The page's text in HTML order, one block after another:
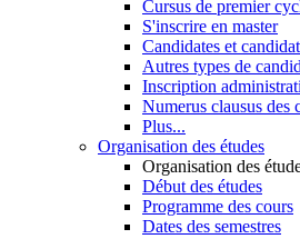
Cursus de premier
S'inscrire en master
Candidates et
Autres types de
Inscription
Numerus clausus des
Plus...
Organisation des études
Organisation des
Début des études
Programme des cours
Dates des semestres